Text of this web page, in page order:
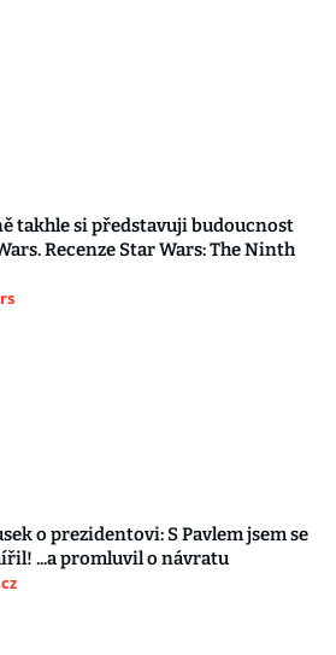
takhle si představuji budoucnost
Recenze Star Wars: The Ninth
o prezidentovi: S Pavlem jsem se
...a promluvil o návratu